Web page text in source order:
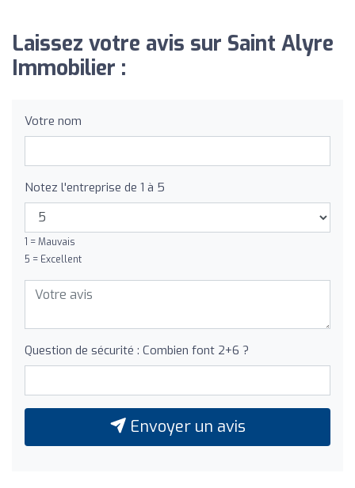
Laissez votre avis sur Saint Alyre
Immobilier :
Votre nom
Notez l'entreprise de 1 à 5
1 = Mauvais
5 = Excellent
Question de sécurité : Combien font 2+6 ?
Envoyer un avis